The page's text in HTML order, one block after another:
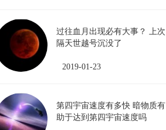
过往血月出现必有大事？ 上次
隔天世越号沉没了
2019-01-23
第四宇宙速度有多快 暗物质有
助于达到第四宇宙速度吗